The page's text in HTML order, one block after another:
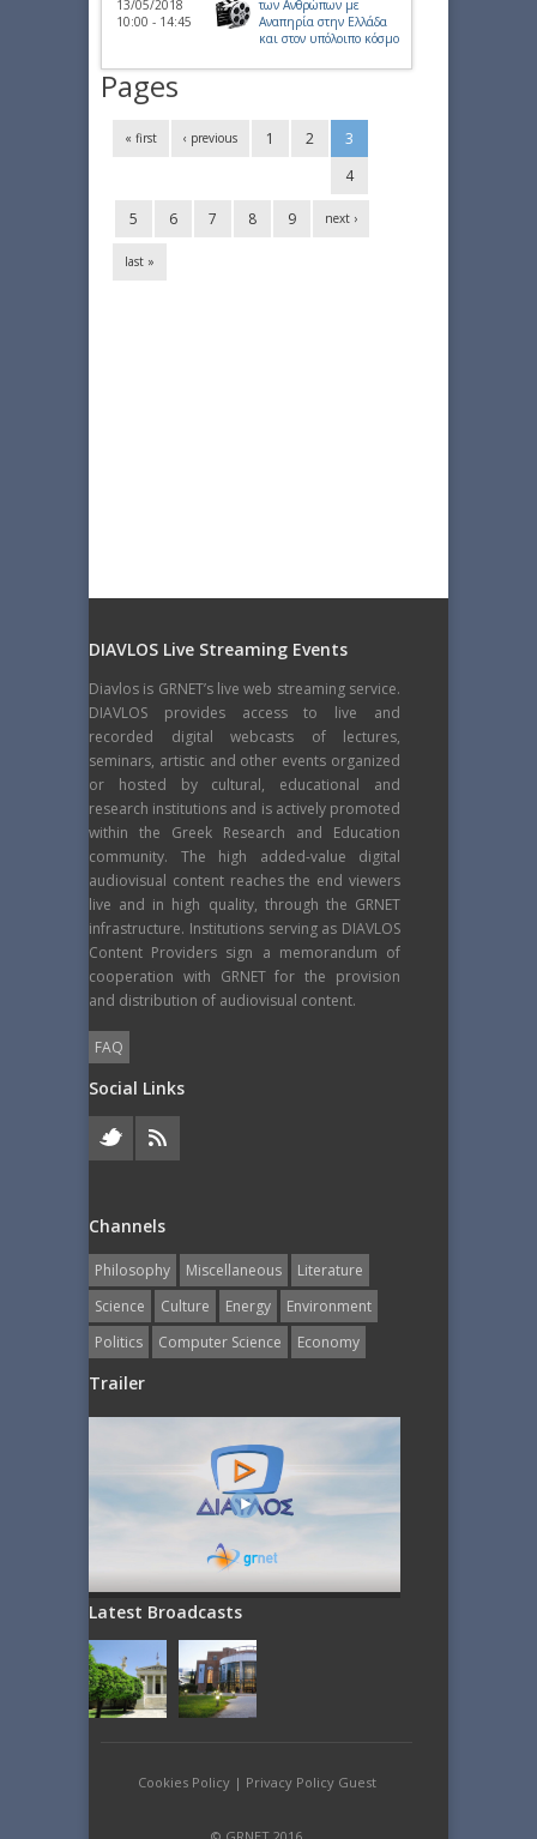
13/05/2018
10:00 - 14:45
των Ανθρώπων με
Αναπηρία στην Ελλάδα
και στον υπόλοιπο κόσμο
Pages
« first ‹ previous 1 2
3
4
5 6 7 8 9 next ›
last »
DIAVLOS Live Streaming Events
Diavlos is GRNET’s live web streaming service.
DIAVLOS provides access to live and
recorded digital webcasts of lectures,
seminars, artistic and other events organized
or hosted by cultural, educational and
research institutions and is actively promoted
within the Greek Research and Education
community. The high added-value digital
audiovisual content reaches the end viewers
live and in high quality, through the GRNET
infrastructure. Institutions serving as DIAVLOS
Content Providers sign a memorandum of
cooperation with GRNET for the provision
and distribution of audiovisual content.
FAQ
Social Links
Channels
Philosophy Miscellaneous
Literature
Science
Culture Energy
Εnvironment
Politics
Computer Science Economy
Trailer
Latest Broadcasts
Cookies Policy| Privacy Policy Guest